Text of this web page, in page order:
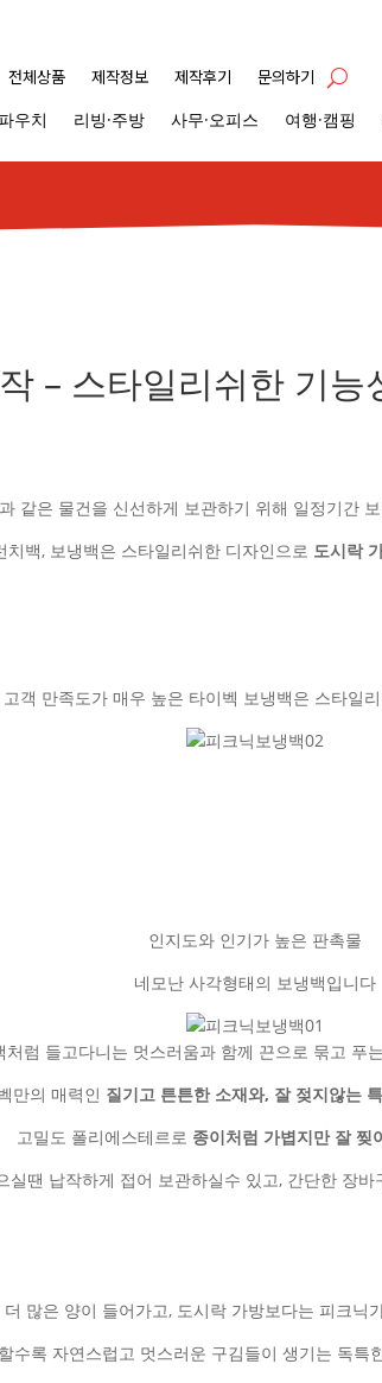
전체상품 제작정보 제작후기 문의하기
우치 리빙·주방 사무·오피스 여행·캠핑
– 스타일리쉬한 기능
같은 물건을 신선하게 보관하기 위해 일정기간
치백, 보냉백은 스타일리쉬한 디자인으로 도시락
객 만족도가 매우 높은 타이벡 보냉백은 스타일
인지도와 인기가 높은 판촉물
네모난 사각형태의 보냉백입니다
처럼 들고다니는 멋스러움과 함께 끈으로 묶고 푸
만의 매력인 질기고 튼튼한 소재와, 잘 젖지않는
고밀도 폴리에스테르로 종이처럼 가볍지만 잘 찢
실땐 납작하게 접어 보관하실수 있고, 간단한 장
많은 양이 들어가고, 도시락 가방보다는 피크닉
수록 자연스럽고 멋스러운 구김들이 생기는 독특